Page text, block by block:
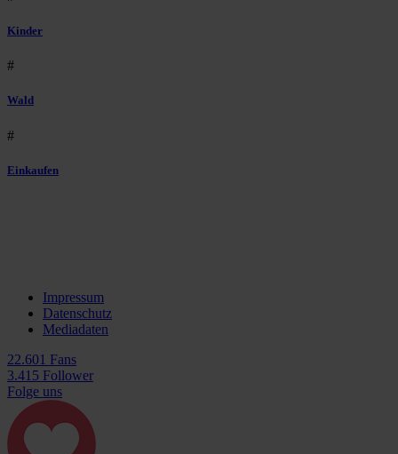
Kinder
#
Wald
#
Einkaufen
Impressum
Datenschutz
Mediadaten
22.601 Fans
3.415 Follower
Folge uns